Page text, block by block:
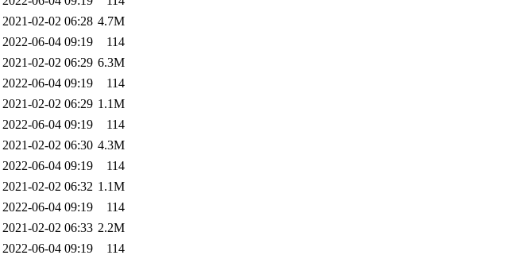
2021-02-02 06:28 4.7M
2022-06-04 09:19
114
2021-02-02 06:29 6.3M
2022-06-04 09:19
114
2021-02-02 06:29 1.1M
2022-06-04 09:19
114
2021-02-02 06:30 4.3M
2022-06-04 09:19
114
2021-02-02 06:32 1.1M
2022-06-04 09:19
114
2021-02-02 06:33 2.2M
2022-06-04 09:19
114